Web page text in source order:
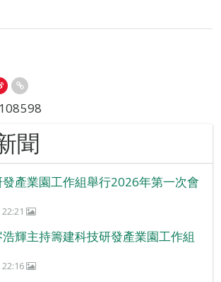
聞
產業園工作組舉行2026年第一次會
輝主持籌建科技研發產業園工作組